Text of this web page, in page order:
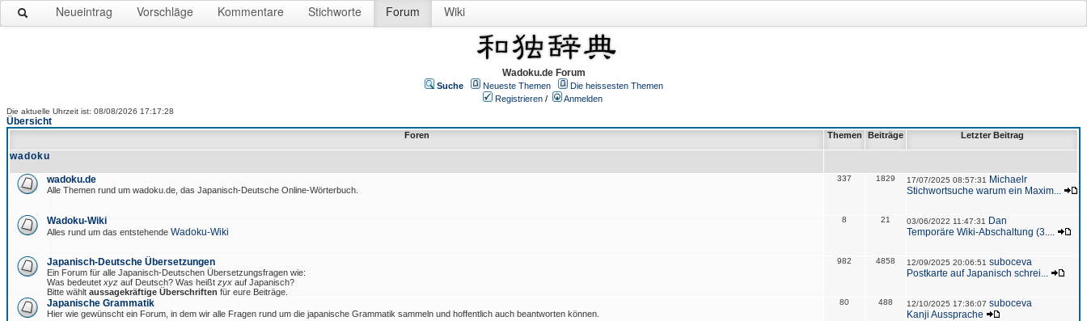
Neueintrag Vorschläge Kommentare Stichworte Forum Wiki
Wadoku.de Forum
Suche Neueste Themen
Die heissesten Themen
Registrieren / Anmelden
Die aktuelle Uhrzeit ist: 08/08/2026 17:17:28
Übersicht
Foren Themen Beiträge Letzter Beitrag
wadoku
wadoku.de
Alle Themen rund um wadoku.de, das Japanisch-Deutsche Online-Wörterbuch.
337 1829 17/07/2025 08:57:31
Michaelr
Stichwortsuche warum ein Maxim...
Wadoku-Wiki
Alles rund um das entstehende Wadoku-Wiki
8 21 03/06/2022 11:47:31
Dan
Temporäre Wiki-Abschaltung (3....
Japanisch-Deutsche Übersetzungen
Ein Forum für alle Japanisch-Deutschen Übersetzungsfragen wie:
Was bedeutet xyz auf Deutsch? Was heißt zyx auf Japanisch?
Bitte wählt aussagekräftige Überschriften für eure Beiträge.
982 4858 12/09/2025 20:06:51 suboceva
Postkarte auf Japanisch schrei...
Japanische Grammatik
Hier wie gewünscht ein Forum, in dem wir alle Fragen rund um die japanische Grammatik sammeln und hoffentlich auch beantworten können.
80 488 12/10/2025 17:36:07 suboceva
Kanji Aussprache